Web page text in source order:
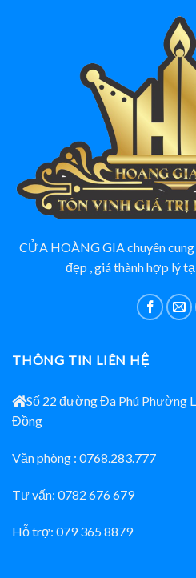
CỬA HOÀNG GIA chuyên
đẹp , giá thành hợp lý
THÔNG TIN LIÊN HỆ
Số 22 đường Đa Phú Phường
Đồng
Văn phòng : 0768.283.777
Tư vấn: 0782 676 679
Hỗ trợ: 079 365 8879